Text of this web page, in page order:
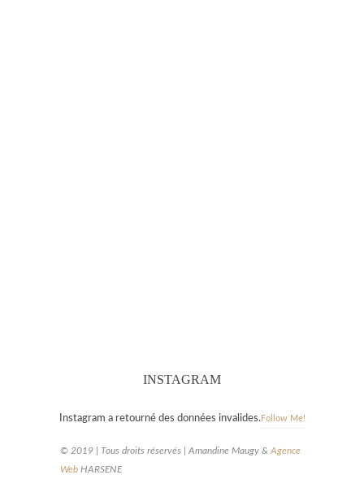
INSTAGRAM
Instagram a retourné des données invalides.Follow Me!
© 2019 | Tous droits réservés | Amandine Maugy & Agence
Web HARSENE